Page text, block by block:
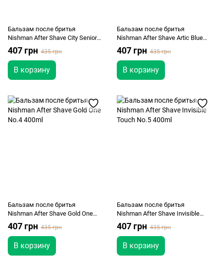
Бальзам после бритья
Nishman After Shave City Senior
No.1 400ml
407 грн 435 грн
В корзину
Бальзам после бритья
Nishman After Shave Artic Blue
No.2 400ml
407 грн 435 грн
В корзину
Бальзам после бритья
Nishman After Shave Gold One
No.4 400ml
407 грн 435 грн
В корзину
Бальзам после бритья
Nishman After Shave Invisible
Touch No.5 400ml
407 грн 435 грн
В корзину